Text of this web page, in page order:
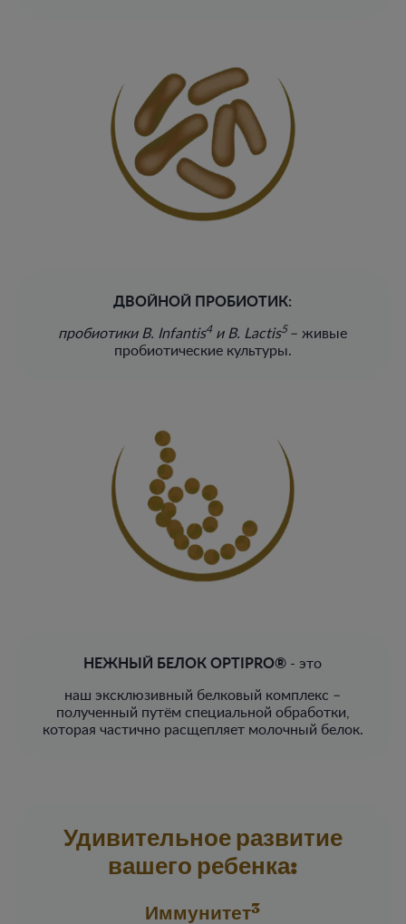
ДВОЙНОЙ ПРОБИОТИК:
пробиотики B. Infantis4 и B. Lactis5 – живые
пробиотические культуры.​
НЕЖНЫЙ БЕЛОК OPTIPRO® - это
наш эксклюзивный белковый комплекс –
полученный путём специальной обработки,
которая частично расщепляет молочный белок.​
Удивительное развитие
вашего ребенка:
Иммунитет3